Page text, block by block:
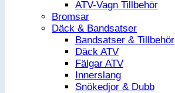
ATV-Vagn Tillbehör
Bromsar
Däck & Bandsatser
Bandsatser & Tillbehör
Däck ATV
Fälgar ATV
Innerslang
Snökedjor & Dubb